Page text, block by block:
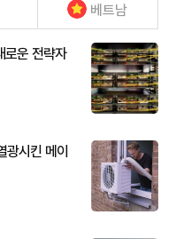
베트남
로운 전략자
광시킨 메이